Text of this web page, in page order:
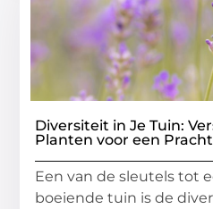
Diversiteit in Je Tuin:
Planten voor een
Een van de sleutels tot
boeiende tuin is de